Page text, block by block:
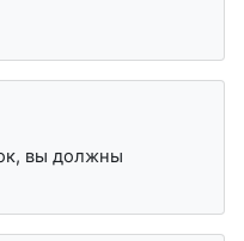
вы должны